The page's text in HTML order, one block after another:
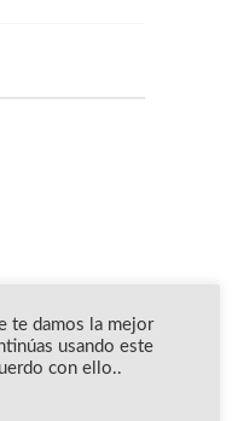
te damos la mejor
usando este
con ello..